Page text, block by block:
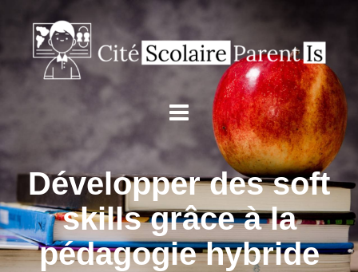
Développer des soft
skills grâce à la
pédagogie hybride